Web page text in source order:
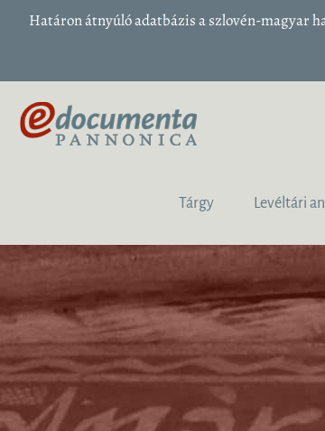
Határon átnyúló adatbázis a szlovén-magyar
Tárgy Levéltári